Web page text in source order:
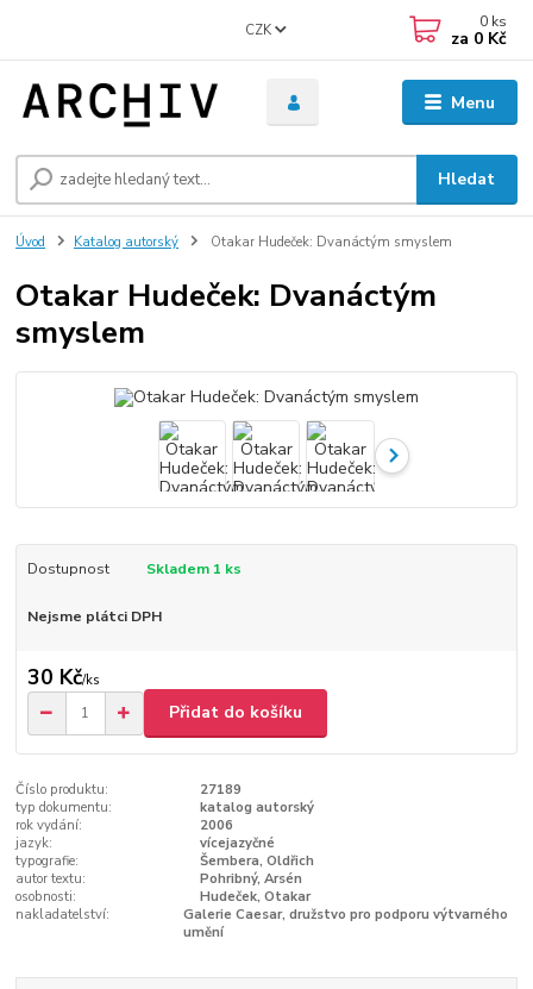
Menu
CZK
Hledat
0 ks
za 0 Kč
Úvod Katalog autorský Otakar Hudeček: Dvanáctým smyslem
Otakar Hudeček: Dvanáctým
smyslem
Dostupnost Skladem 1 ks
Nejsme plátci DPH
30 Kč/ks
Přidat do košíku
Číslo produktu:
27189
typ dokumentu:
katalog autorský
rok vydání:
2006
jazyk:
vícejazyčné
typografie:
Šembera, Oldřich
autor textu:
Pohribný, Arsén
osobnosti:
Hudeček, Otakar
nakladatelství:
Galerie Caesar, družstvo pro podporu výtvarného
umění